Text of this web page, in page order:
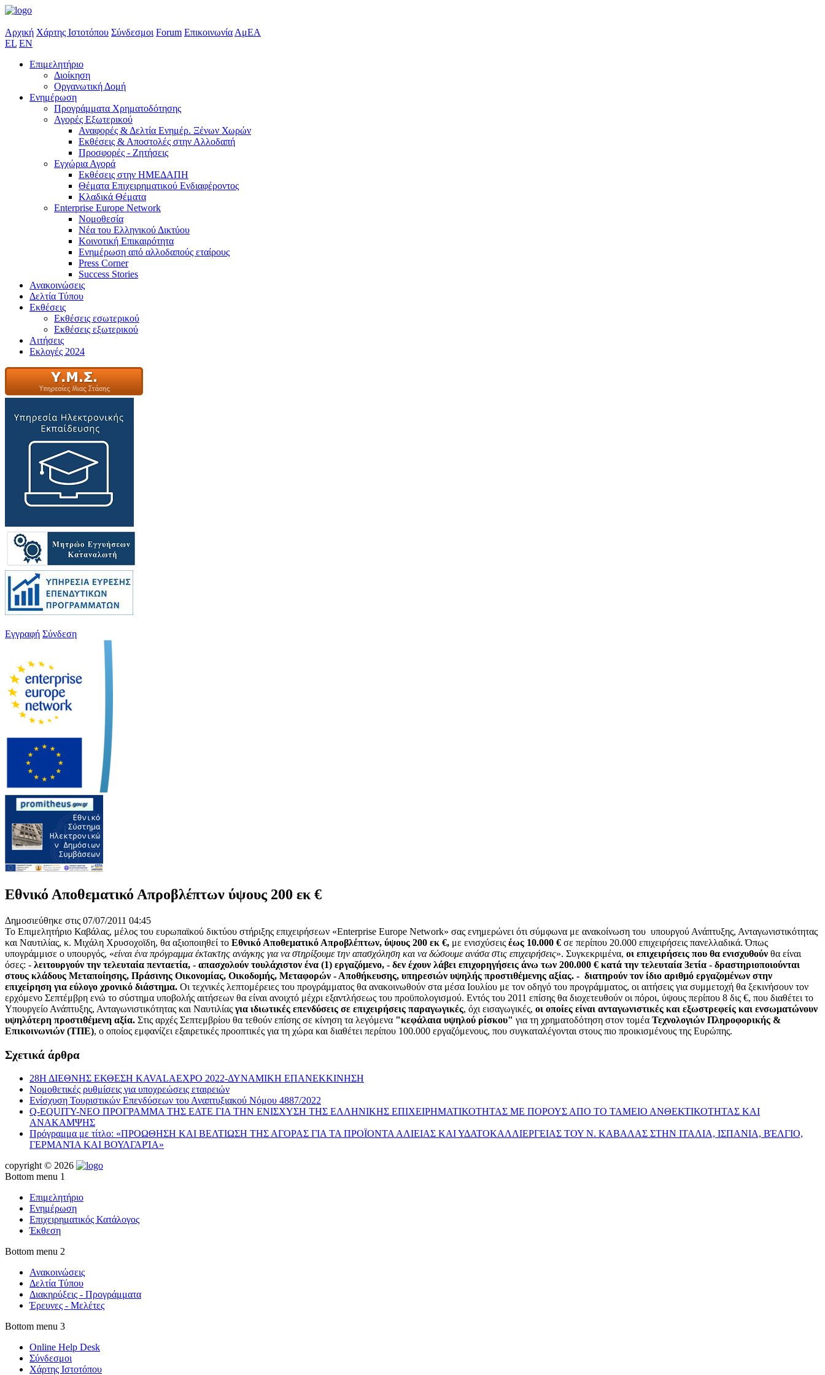
Αρχική Χάρτης Ιστοτόπου Σύνδεσμοι Forum Επικοινωνία ΑμΕΑ
EL EN
Επιμελητήριο
Διοίκηση
Οργανωτική Δομή
Ενημέρωση
Προγράμματα Χρηματοδότησης
Αγορές Εξωτερικού
Αναφορές & Δελτία Ενημέρ. Ξένων Χωρών
Εκθέσεις & Αποστολές στην Αλλοδαπή
Προσφορές - Ζητήσεις
Εγχώρια Αγορά
Εκθέσεις στην ΗΜΕΔΑΠΗ
Θέματα Επιχειρηματικού Ενδιαφέροντος
Κλαδικά Θέματα
Enterprise Europe Network
Νομοθεσία
Νέα του Ελληνικού Δικτύου
Κοινοτική Επικαιρότητα
Ενημέρωση από αλλοδαπούς εταίρους
Press Corner
Success Stories
Ανακοινώσεις
Δελτία Τύπου
Εκθέσεις
Εκθέσεις εσωτερικού
Εκθέσεις εξωτερικού
Αιτήσεις
Εκλογές 2024
Εγγραφή Σύνδεση
Εθνικό Αποθεματικό Απροβλέπτων ύψους 200 εκ €
Δημοσιεύθηκε στις 07/07/2011 04:45
Το Επιμελητήριο Καβάλας, μέλος του ευρωπαϊκού δικτύου στήριξης επιχειρήσεων «Enterprise Europe Network» σας ενημερώνει ότι σύμφωνα με ανακοίνωση του υπουργού Ανάπτυξης, Ανταγωνιστικότητας
και Ναυτιλίας, κ. Μιχάλη Χρυσοχοϊδη, θα αξιοποιηθεί το Εθνικό Αποθεματικό Απροβλέπτων, ύψους 200 εκ €, με ενισχύσεις έως 10.000 € σε περίπου 20.000 επιχειρήσεις πανελλαδικά. Όπως
υπογράμμισε ο υπουργός, «είναι ένα πρόγραμμα έκτακτης ανάγκης για να στηρίξουμε την απασχόληση και να δώσουμε ανάσα στις επιχειρήσεις». Συγκεκριμένα, οι επιχειρήσεις που θα ενισχυθούν θα είναι
όσες: - λειτουργούν την τελευταία πενταετία, - απασχολούν τουλάχιστον ένα (1) εργαζόμενο, - δεν έχουν λάβει επιχορηγήσεις άνω των 200.000 € κατά την τελευταία 3ετία - δραστηριοποιούνται
στους κλάδους Μεταποίησης, Πράσινης Οικονομίας, Οικοδομής, Μεταφορών - Αποθήκευσης, υπηρεσιών υψηλής προστιθέμενης αξίας. - διατηρούν τον ίδιο αριθμό εργαζομένων στην
επιχείρηση για εύλογο χρονικό διάστημα. Οι τεχνικές λεπτομέρειες του προγράμματος θα ανακοινωθούν στα μέσα Ιουλίου με τον οδηγό του προγράμματος, οι αιτήσεις για συμμετοχή θα ξεκινήσουν τον
ερχόμενο Σεπτέμβρη ενώ το σύστημα υποβολής αιτήσεων θα είναι ανοιχτό μέχρι εξαντλήσεως του προϋπολογισμού. Εντός του 2011 επίσης θα διοχετευθούν οι πόροι, ύψους περίπου 8 δις €, που διαθέτει το
Υπουργείο Ανάπτυξης, Ανταγωνιστικότητας και Ναυτιλίας για ιδιωτικές επενδύσεις σε επιχειρήσεις παραγωγικές, όχι εισαγωγικές, οι οποίες είναι ανταγωνιστικές και εξωστρεφείς και ενσωματώνουν
υψηλότερη προστιθέμενη αξία. Στις αρχές Σεπτεμβρίου θα τεθούν επίσης σε κίνηση τα λεγόμενα "κεφάλαια υψηλού ρίσκου" για τη χρηματοδότηση στον τομέα Τεχνολογιών Πληροφορικής &
Επικοινωνιών (ΤΠΕ), ο οποίος εμφανίζει εξαιρετικές προοπτικές για τη χώρα και διαθέτει περίπου 100.000 εργαζόμενους, που συγκαταλέγονται στους πιο προικισμένους της Ευρώπης.
Σχετικά άρθρα
28Η ΔΙΕΘΝΗΣ ΕΚΘΕΣΗ KAVALAEXPO 2022-ΔΥΝΑΜΙΚΗ ΕΠΑΝΕΚΚΙΝΗΣΗ
Νομοθετικές ρυθμίσεις για υποχρεώσεις εταιρειών
Ενίσχυση Τουριστικών Επενδύσεων του Αναπτυξιακού Νόμου 4887/2022
Q-EQUITY-ΝΕΟ ΠΡΟΓΡΑΜΜΑ ΤΗΣ ΕΑΤΕ ΓΙΑ ΤΗΝ ΕΝΙΣΧΥΣΗ ΤΗΣ ΕΛΛΗΝΙΚΗΣ ΕΠΙΧΕΙΡΗΜΑΤΙΚΟΤΗΤΑΣ ΜΕ ΠΟΡΟΥΣ ΑΠΟ ΤΟ ΤΑΜΕΙΟ ΑΝΘΕΚΤΙΚΟΤΗΤΑΣ ΚΑΙ
ΑΝΑΚΑΜΨΗΣ
Πρόγραμμα με τίτλο: «ΠΡΟΩΘΗΣΗ ΚΑΙ ΒΕΛΤΙΩΣΗ ΤΗΣ ΑΓΟΡΑΣ ΓΙΑ ΤΑ ΠΡΟΪΟΝΤΑ ΑΛΙΕΙΑΣ ΚΑΙ ΥΔΑΤΟΚΑΛΛΙΕΡΓΕΙΑΣ ΤΟΥ Ν. ΚΑΒΑΛΑΣ ΣΤΗΝ ΙΤΑΛΙΑ, ΙΣΠΑΝΙΑ, ΒΈΛΓΙΟ,
ΓΕΡΜΑΝΊΑ ΚΑΙ ΒΟΥΛΓΑΡΊΑ»
copyright © 2026
Bottom menu 1
Επιμελητήριο
Ενημέρωση
Επιχειρηματικός Κατάλογος
Έκθεση
Bottom menu 2
Ανακοινώσεις
Δελτία Τύπου
Διακηρύξεις - Προγράμματα
Έρευνες - Μελέτες
Bottom menu 3
Online Help Desk
Σύνδεσμοι
Χάρτης Ιστοτόπου